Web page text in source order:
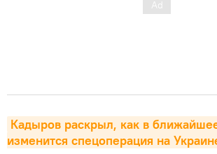
Кадыров раскрыл, как в
изменится спецоперация на